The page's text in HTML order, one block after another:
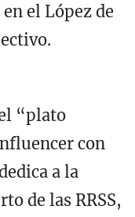
el López de
“plato
con
a la
de las RRSS,